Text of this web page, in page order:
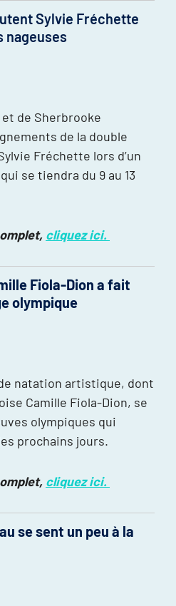
Sylvie Fréchette
nageuses
et de Sherbrooke
de la double
Fréchette lors d’un
se tiendra du 9 au 13
cliquez ici.
Fiola-Dion a fait
olympique
natation artistique, dont
Camille Fiola-Dion, se
olympiques qui
prochains jours.
cliquez ici.
se sent un peu à la